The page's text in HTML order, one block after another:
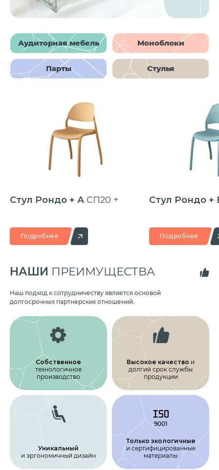
Аудиторная мебель Моноблоки
Парты Стулья
Стул Рондо + А СП20 +
Подробнее
Стул Рондо +
Подробнее
НАШИ ПРЕИМУЩЕСТВА
Наш подход к сотрудничеству является основой
долгосрочных партнерских отношений.
Собственное
технологичное
производство
Высокое качество и
долгий срок службы
продукции
Уникальный
и эргономичный дизайн
Только экологичные
и сертифицирован­ные
материалы